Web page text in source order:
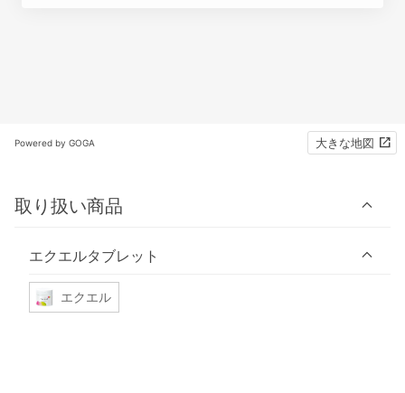
Powered by GOGA 大きな地図
取り扱い商品
エクエルタブレット
エクエル